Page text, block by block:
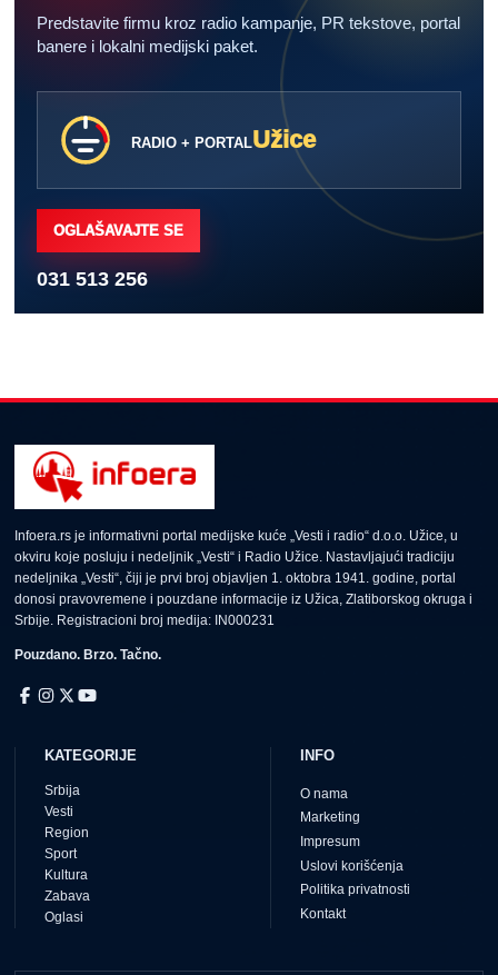
Predstavite firmu kroz radio kampanje, PR tekstove, portal
banere i lokalni medijski paket.
RADIO + PORTALUžice
OGLAŠAVAJTE SE
031 513 256
Infoera.rs je informativni portal medijske kuće „Vesti i radio“ d.o.o. Užice, u
okviru koje posluju i nedeljnik „Vesti“ i Radio Užice. Nastavljajući tradiciju
nedeljnika „Vesti“, čiji je prvi broj objavljen 1. oktobra 1941. godine, portal
donosi pravovremene i pouzdane informacije iz Užica, Zlatiborskog okruga i
Srbije. Registracioni broj medija: IN000231
Pouzdano. Brzo. Tačno.
KATEGORIJE
Srbija
Vesti
Region
Sport
Kultura
Zabava
Oglasi
INFO
O nama
Marketing
Impresum
Uslovi korišćenja
Politika privatnosti
Kontakt